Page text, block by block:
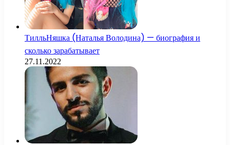
ТилльНяшка (Наталья Володина) — биография и
сколько зарабатывает
27.11.2022